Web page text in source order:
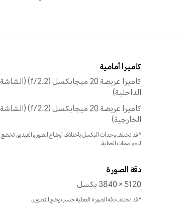
كاميرا أمامية
كاميرا عريضة 20 ميجابكسل (f/2.2) (الشاشة
الداخلية)
كاميرا عريضة 20 ميجابكسل (f/2.2) (الشاشة
الخارجية)
*قد تختلف وحدات البكسل باختلاف أوضاع الصور والفيديو. تخضع
للمواصفات الفعلية.
دقة الصورة
5120 × 3840 بكسل
*قد تختلف دقة الصورة الفعلية حسب وضع التصوير.